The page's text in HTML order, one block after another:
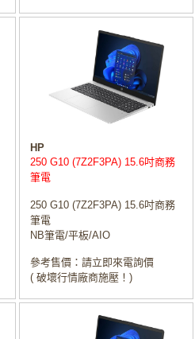
HP
250 G10 (7Z2F3PA) 15.6吋商務
筆電
250 G10 (7Z2F3PA) 15.6吋商務
筆電
NB筆電/平板/AIO
參考售價：請立即來電詢價
( 破壞行情廠商施壓！)